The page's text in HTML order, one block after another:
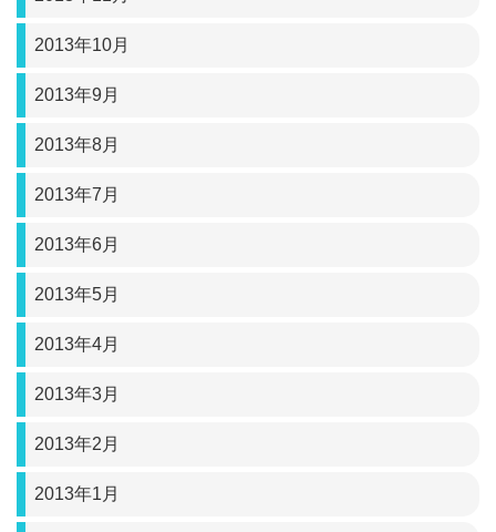
2013年10月
2013年9月
2013年8月
2013年7月
2013年6月
2013年5月
2013年4月
2013年3月
2013年2月
2013年1月